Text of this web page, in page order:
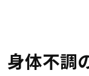
身体不調